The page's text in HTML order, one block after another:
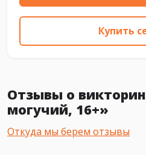
Купить
Отзывы о
могучий, 16+»
Откуда мы берем отзывы